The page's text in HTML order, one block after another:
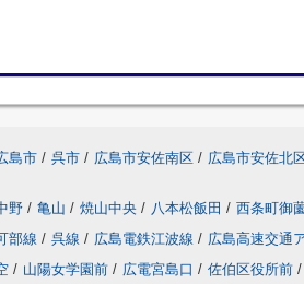
島市 / 呉市 / 広島市安佐南区 / 広島市安佐北
野 / 亀山 / 焼山中央 / 八本松飯田 / 西条町御
部線 / 呉線 / 広島電鉄江波線 / 広島高速交通
/ 山陽女学園前 / 広電宮島口 / 佐伯区役所前 /